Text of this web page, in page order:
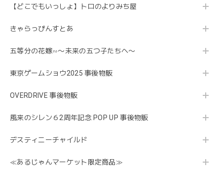
【どこでもいっしょ】トロのよりみち屋
きゃらっぴんすとあ
五等分の花嫁∽〜未来の五つ子たちへ〜
東京ゲームショウ2025 事後物販
OVERDRIVE 事後物販
風来のシレン６2周年記念 POP UP 事後物販
デスティニーチャイルド
≪あるじゃんマーケット限定商品≫